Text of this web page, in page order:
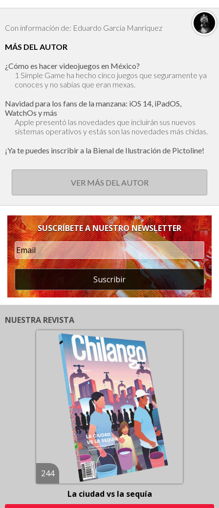
Con información de: Eduardo García Manríquez
MÁS DEL AUTOR
¿Cómo es hacer videojuegos en México?
1 Simple Game ha hecho cinco juegos que seguramente ya
conoces y no sabías que eran mexas.
Navidad para los fans de la manzana: iOS 14, iPadOS,
WatchOs y más
Apple presentó las novedades que incluirán sus nuevos
sistemas operativos y estás son las novedades más chidas.
¡Ya te puedes inscribir a la Bienal de Ilustración de Pictoline!
VER MÁS DEL AUTOR
SUSCRÍBETE A NUESTRO NEWSLETTER
Suscribir
NUESTRA REVISTA
244
La ciudad vs la sequía